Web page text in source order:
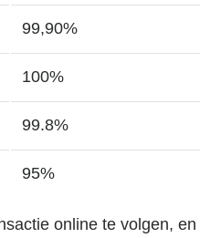
99,90%
100%
99.8%
95%
online te volgen,